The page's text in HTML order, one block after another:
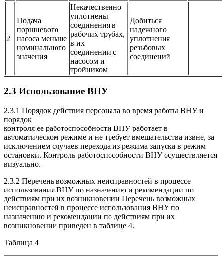
2
Подача
поршневого
насоса меньше
номинального
значения
Некачественно
уплотнены
соединения в
рабочих трубах,
в их
соединении с
насосом и
тройником
Добиться
надежного
уплотнения
резьбовых
соединений
2.3 Использование ВНУ
2.3.1 Порядок действия персонала во время работы ВНУи
порядок
контроля ее работоспособности ВНУработает в
автоматическом режиме и не требует вмешательства извне, за
исключением случаев перехода из режима запуска в режим
остановки. Контроль работоспособности ВНУосуществляется
визуально.
2.3.2 Перечень возможных неисправностей в процессе
использования ВНУпо назначению и рекомендации по
действиям при их возникновении Перечень возможных
неисправностей в процессе использования ВНУпо
назначению и рекомендации по действиям при их
возникновении приведен в таблице 4.
Таблица 4